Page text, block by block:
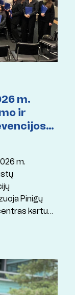
m.
ir
m.
Pinigų
kartu